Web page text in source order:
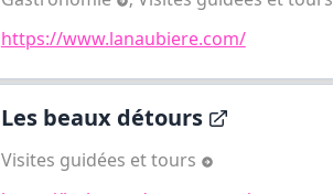
https://www.lanaubiere.com/
Les beaux détours
Visites guidées et tours